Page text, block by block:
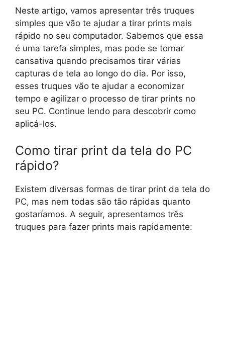
Neste artigo, vamos apresentar três truques
simples que vão te ajudar a tirar prints mais
rápido no seu computador. Sabemos que essa
é uma tarefa simples, mas pode se tornar
cansativa quando precisamos tirar várias
capturas de tela ao longo do dia. Por isso,
esses truques vão te ajudar a economizar
tempo e agilizar o processo de tirar prints no
seu PC. Continue lendo para descobrir como
aplicá-los.
Como tirar print da tela do PC
rápido?
Existem diversas formas de tirar print da tela do
PC, mas nem todas são tão rápidas quanto
gostaríamos. A seguir, apresentamos três
truques para fazer prints mais rapidamente: